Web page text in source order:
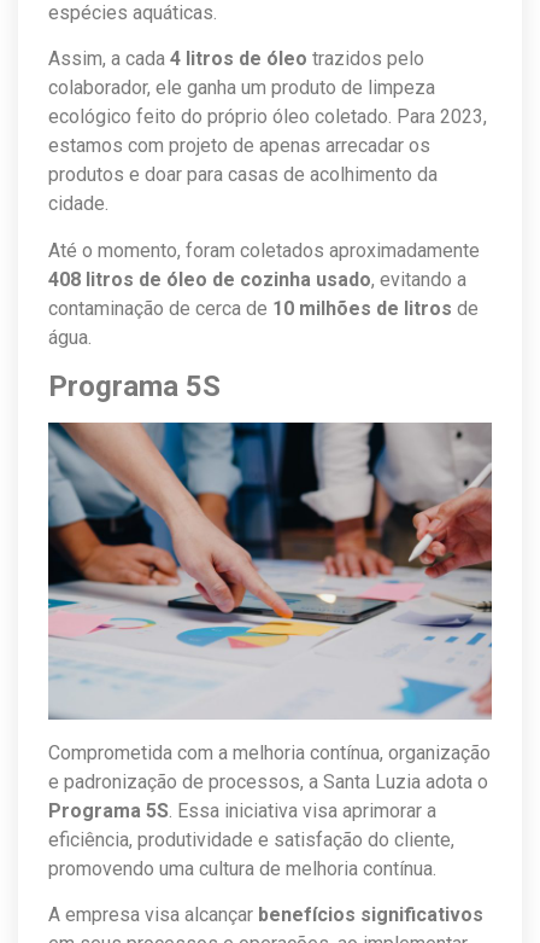
espécies aquáticas.
Assim, a cada 4 litros de óleo trazidos pelo
colaborador, ele ganha um produto de limpeza
ecológico feito do próprio óleo coletado. Para 2023,
estamos com projeto de apenas arrecadar os
produtos e doar para casas de acolhimento da
cidade.
Até o momento, foram coletados aproximadamente
408 litros de óleo de cozinha usado, evitando a
contaminação de cerca de 10 milhões de litros de
água.
Programa 5S
Comprometida com a melhoria contínua, organização
e padronização de processos, a Santa Luzia adota o
Programa 5S . Essa iniciativa visa aprimorar a
eficiência, produtividade e satisfação do cliente,
promovendo uma cultura de melhoria contínua.
A empresa visa alcançar benefícios significativos